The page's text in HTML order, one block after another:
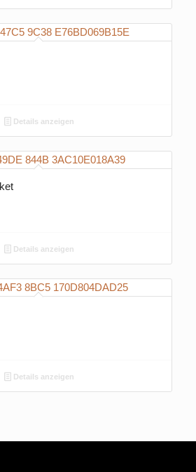
Details anzeigen
Details anzeigen
Details anzeigen